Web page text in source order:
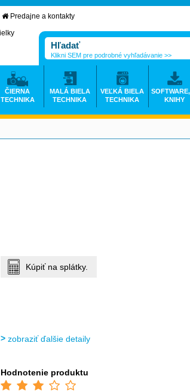
Kúpiť na splátky.
zobraziť ďalšie detaily
Hodnotenie produktu
Predajne a kontakty
Klikni SEM pre podrobné vyhľadávanie >>
ČIERNA
TECHNIKA
MALÁ BIELA
TECHNIKA
VEĽKÁ BIELA
TECHNIKA
KNIHY